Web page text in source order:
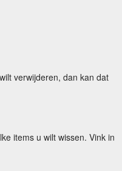
verwijderen, dan kan dat
items u wilt wissen. Vink in